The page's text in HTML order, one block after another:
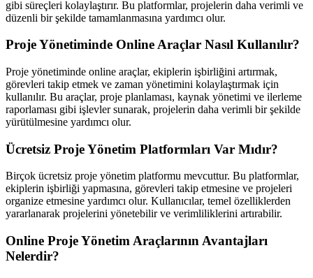
gibi süreçleri kolaylaştırır. Bu platformlar, projelerin daha verimli ve
düzenli bir şekilde tamamlanmasına yardımcı olur.
Proje Yönetiminde Online Araçlar Nasıl Kullanılır?
Proje yönetiminde online araçlar, ekiplerin işbirliğini artırmak,
görevleri takip etmek ve zaman yönetimini kolaylaştırmak için
kullanılır. Bu araçlar, proje planlaması, kaynak yönetimi ve ilerleme
raporlaması gibi işlevler sunarak, projelerin daha verimli bir şekilde
yürütülmesine yardımcı olur.
Ücretsiz Proje Yönetim Platformları Var Mıdır?
Birçok ücretsiz proje yönetim platformu mevcuttur. Bu platformlar,
ekiplerin işbirliği yapmasına, görevleri takip etmesine ve projeleri
organize etmesine yardımcı olur. Kullanıcılar, temel özelliklerden
yararlanarak projelerini yönetebilir ve verimliliklerini artırabilir.
Online Proje Yönetim Araçlarının Avantajları
Nelerdir?